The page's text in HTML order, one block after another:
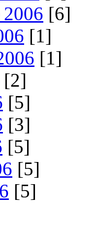
[6]
[1]
[1]
[2]
[5]
[3]
[5]
[5]
[5]